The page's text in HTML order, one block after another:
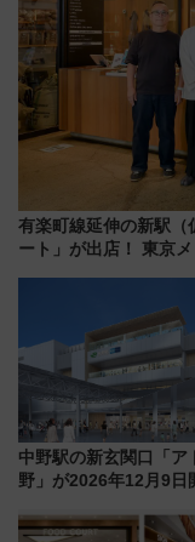
有楽町線延伸の新駅（
ート」が出店！ 東京
中野駅の新玄関口「ア
野」が2026年12月9日
注目スポット